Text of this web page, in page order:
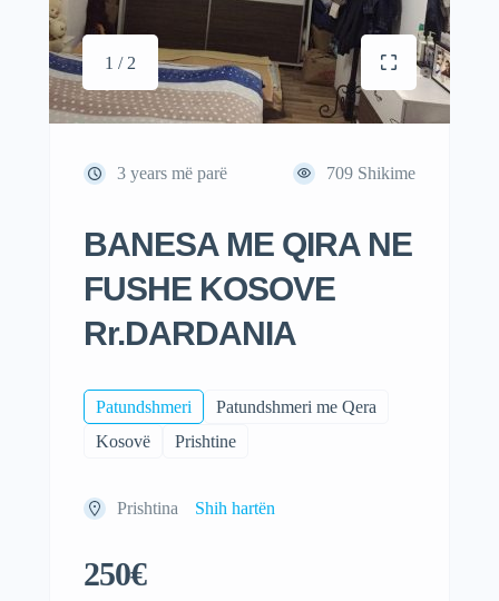
1 / 2
3 years më parë 709 Shikime
BANESA ME QIRA NE
FUSHE KOSOVE
Rr.DARDANIA
Patundshmeri
Patundshmeri me Qera
Kosovë
Prishtine
Prishtina Shih hartën
250€